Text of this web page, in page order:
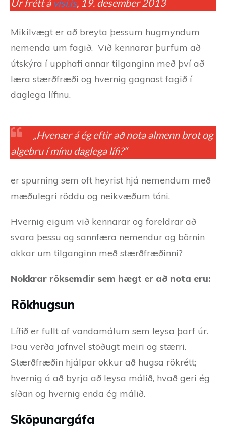
Mikilvægt er að breyta þessum hugmyndum
nemenda um fagið. Við kennarar þurfum að
útskýra í upphafi annar tilganginn með því að
læra stærðfræði og hvernig gagnast fagið í
daglega lífinu.
„Hvenær á ég eftir að nota almenn brot og
algebru í mínu daglega lífi?“
er spurning sem oft heyrist hjá nemendum með
mæðulegri röddu og neikvæðum tóni.
Hvernig eigum við kennarar og foreldrar að
svara þessu og sannfæra nemendur og börnin
okkar um tilganginn með stærðfræðinni?
Nokkrar röksemdir sem hægt er að nota eru:
Rökhugsun
Lífið er fullt af vandamálum sem leysa þarf úr.
Þau verða jafnvel stöðugt meiri og stærri.
Stærðfræðin hjálpar okkur að hugsa rökrétt;
hvernig á að byrja að leysa málið, hvað geri ég
síðan og hvernig enda ég málið.
Sköpunargáfa